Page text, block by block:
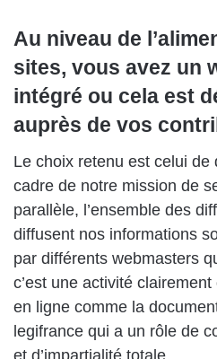
Au niveau de
sites, vous avez un
intégré ou cela est
auprès de vos
Le choix retenu est celui
cadre de notre mission de
parallèle, l’ensemble des
diffusent nos informations
par différents webmasters
c’est une activité
en ligne comme la
legifrance qui a un rôle de
et d’impartialité totale.